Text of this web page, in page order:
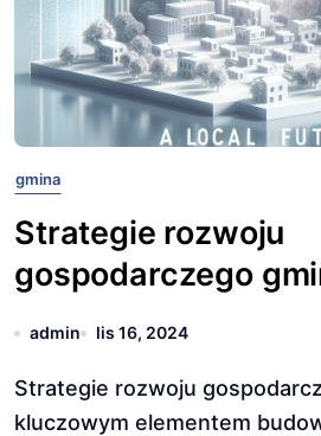
gmina
Strategie rozwoju
gospodarczego
budować
admin lis 16, 2024
Strategie rozwoju gospodarczego gmin są
kluczowym elementem